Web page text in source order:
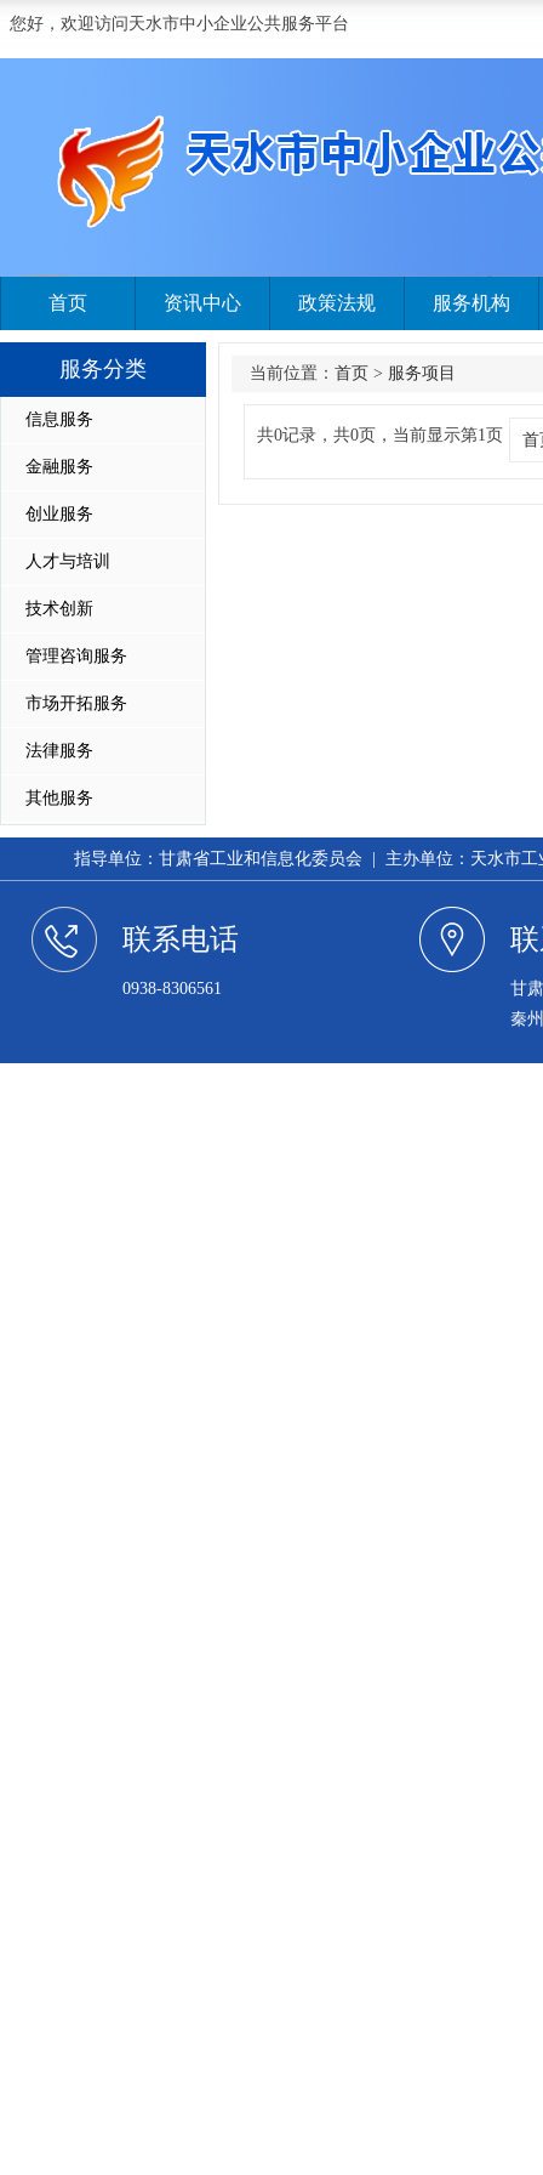
您好，欢迎访问天水市中小企业公共服务平台
首页 资讯中心 政策法规 服务机构
服务分类
信息服务
金融服务
创业服务
人才与培训
技术创新
管理咨询服务
市场开拓服务
法律服务
其他服务
当前位置： 首页 > 服务项目
共0记录，共0页，当前显示第1页 首
指导单位：甘肃省工业和信息化委员会 | 主办单位：天水市
联系电话
0938-8306561
甘
秦